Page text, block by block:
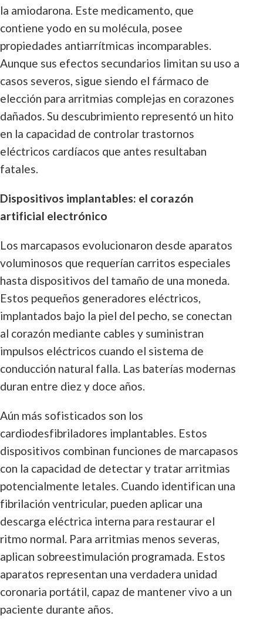
la amiodarona. Este medicamento, que
contiene yodo en su molécula, posee
propiedades antiarrítmicas incomparables.
Aunque sus efectos secundarios limitan su uso a
casos severos, sigue siendo el fármaco de
elección para arritmias complejas en corazones
dañados. Su descubrimiento representó un hito
en la capacidad de controlar trastornos
eléctricos cardíacos que antes resultaban
fatales.
Dispositivos implantables: el corazón
artificial electrónico
Los marcapasos evolucionaron desde aparatos
voluminosos que requerían carritos especiales
hasta dispositivos del tamaño de una moneda.
Estos pequeños generadores eléctricos,
implantados bajo la piel del pecho, se conectan
al corazón mediante cables y suministran
impulsos eléctricos cuando el sistema de
conducción natural falla. Las baterías modernas
duran entre diez y doce años.
Aún más sofisticados son los
cardiodesfibriladores implantables. Estos
dispositivos combinan funciones de marcapasos
con la capacidad de detectar y tratar arritmias
potencialmente letales. Cuando identifican una
fibrilación ventricular, pueden aplicar una
descarga eléctrica interna para restaurar el
ritmo normal. Para arritmias menos severas,
aplican sobreestimulación programada. Estos
aparatos representan una verdadera unidad
coronaria portátil, capaz de mantener vivo a un
paciente durante años.